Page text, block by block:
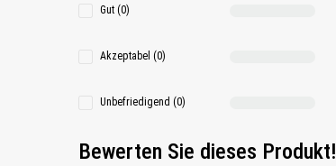
Gut (0)
Akzeptabel (0)
Unbefriedigend (0)
Bewerten Sie dieses Produkt!